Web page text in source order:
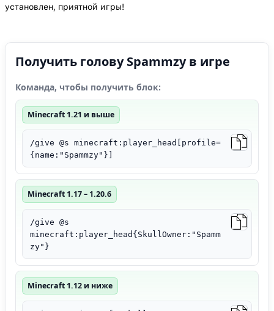
установлен, приятной игры!
Получить голову Spammzy в игре
Команда, чтобы получить блок:
Minecraft 1.21 и выше
/give @s minecraft:player_head[profile=
{name:"Spammzy"}]
Minecraft 1.17 – 1.20.6
/give @s
minecraft:player_head{SkullOwner:"Spamm
zy"}
Minecraft 1.12 и ниже